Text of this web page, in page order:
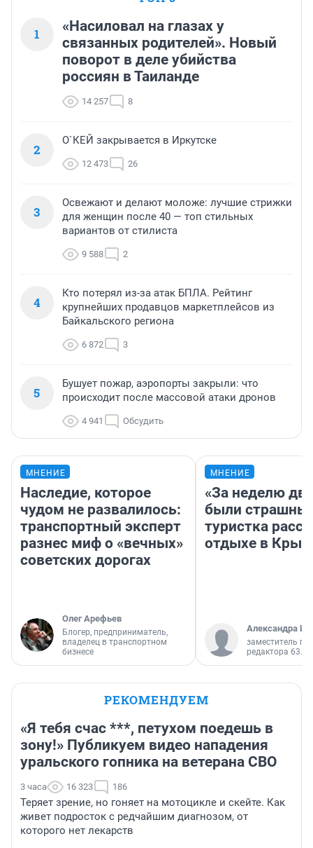
1
«Насиловал на глазах у
связанных родителей». Новый
поворот в деле убийства
россиян в Таиланде
14 257 8
2
О`КЕЙ закрывается в Иркутске
12 473 26
3
Освежают и делают моложе: лучшие стрижки
для женщин после 40 — топ стильных
вариантов от стилиста
9 588 2
4
Кто потерял из-за атак БПЛА. Рейтинг
крупнейших продавцов маркетплейсов из
Байкальского региона
6 872 3
5
Бушует пожар, аэропорты закрыли: что
происходит после массовой атаки дронов
4 941 Обсудить
МНЕНИЕ
Наследие, которое
чудом не развалилось:
транспортный эксперт
разнес миф о «вечных»
советских дорогах
Олег Арефьев
Блогер, предприниматель,
владелец в транспортном
бизнесе
МНЕНИЕ
«За неделю
были
туристка
отдыхе в
Александра
заместитель
редактора 63.RU
РЕКОМЕНДУЕМ
«Я тебя счас ***, петухом поедешь в
зону!» Публикуем видео нападения
уральского гопника на ветерана СВО
3 часа 16 323 186
Теряет зрение, но гоняет на мотоцикле и скейте. Как
живет подросток с редчайшим диагнозом, от
которого нет лекарств